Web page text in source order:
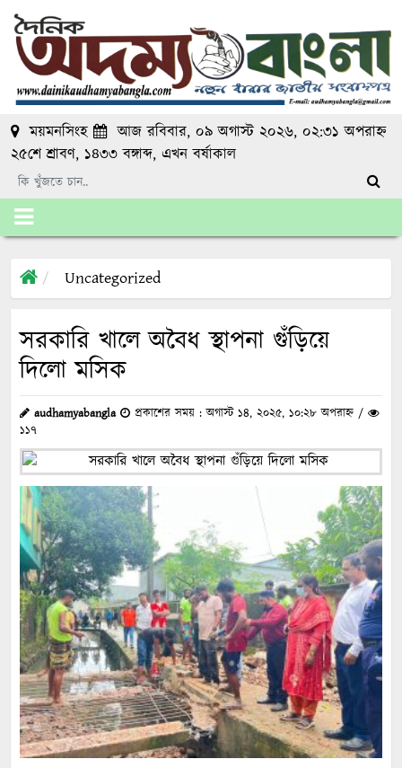
ময়মনসিংহ
আজ রবিবার, ০৯ অগাস্ট ২০২৬, ০২:৩১ অপরাহ্ন
২৫শে শ্রাবণ, ১৪৩৩ বঙ্গাব্দ, এখনবর্ষাকাল
Uncategorized
সরকারি খালে অবৈধ স্থাপনা গুঁড়িয়ে
দিলো মসিক
audhamyabangla
প্রকাশের সময় : অগাস্ট ১৪, ২০২৫, ১০:২৮ অপরাহ্ন /
১১৭